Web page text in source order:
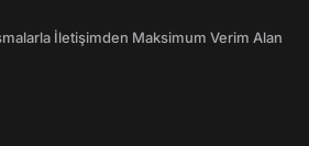
İletişimden Maksimum Verim Alan